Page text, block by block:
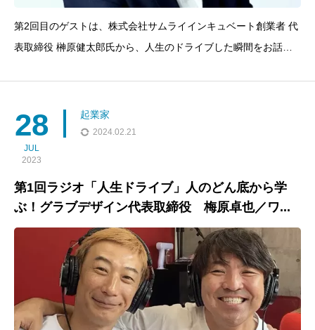
第2回目のゲストは、株式会社サムライインキュベート創業者 代
表取締役 榊原健太郎氏から、人生のドライブした瞬間をお話し
か？」を考える。榊原健太郎（さかきばらけんたろう）
28
JUL
2023
起業家
2024.02.21
第1回ラジオ「人生ドライブ」人のどん底から学
ぶ！グラブデザイン代表取締役 梅原卓也／ワ...